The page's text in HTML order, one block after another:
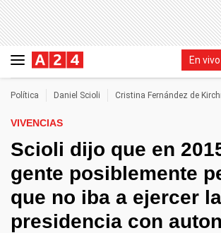
En vivo
Política Daniel Scioli Cristina Fernández de
VIVENCIAS
Scioli dijo que en
gente posiblemente
que no iba a ejercer la
presidencia con